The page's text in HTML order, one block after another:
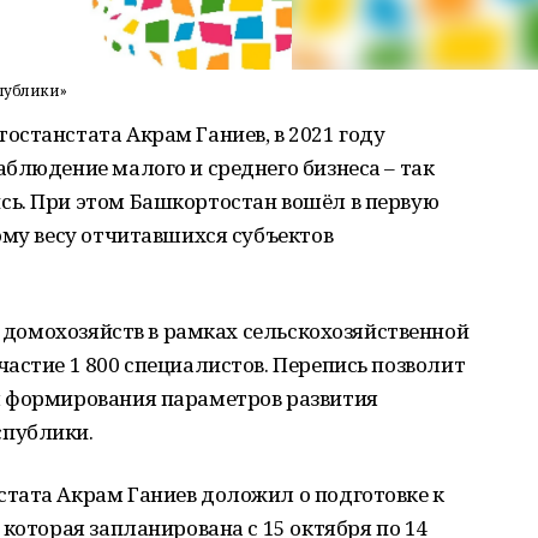
Акрам Ганиев, в 2021 году
малого и среднего бизнеса – так
При этом Башкортостан вошёл в первую
весу отчитавшихся субъектов
в рамках сельскохозяйственной
1 800 специалистов. Перепись позволит
параметров развития
Акрам Ганиев доложил о подготовке к
запланирована с 15 октября по 14